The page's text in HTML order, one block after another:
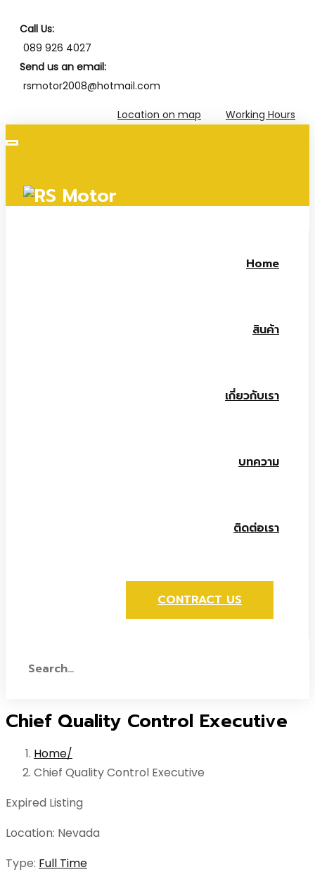
Call Us:
089 926 4027
Send us an email:
rsmotor2008@hotmail.com
Location on map Working Hours
Home
สินค้า
เกี่ยวกับเรา
บทความ
ติดต่อเรา
CONTRACT US
Chief Quality Control Executive
Home
Chief Quality Control Executive
Expired Listing
Location: Nevada
Type: Full Time